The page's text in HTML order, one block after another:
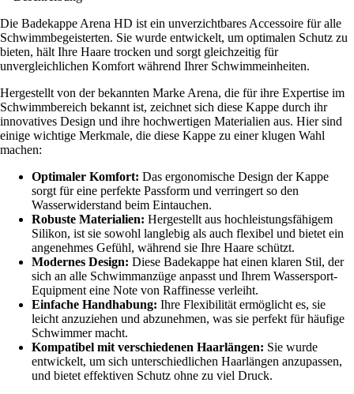
Die Badekappe Arena HD ist ein unverzichtbares Accessoire für alle
Schwimmbegeisterten. Sie wurde entwickelt, um optimalen Schutz zu
bieten, hält Ihre Haare trocken und sorgt gleichzeitig für
unvergleichlichen Komfort während Ihrer Schwimmeinheiten.
Hergestellt von der bekannten Marke Arena, die für ihre Expertise im
Schwimmbereich bekannt ist, zeichnet sich diese Kappe durch ihr
innovatives Design und ihre hochwertigen Materialien aus. Hier sind
einige wichtige Merkmale, die diese Kappe zu einer klugen Wahl
machen:
Optimaler Komfort: Das ergonomische Design der Kappe
sorgt für eine perfekte Passform und verringert so den
Wasserwiderstand beim Eintauchen.
Robuste Materialien: Hergestellt aus hochleistungsfähigem
Silikon, ist sie sowohl langlebig als auch flexibel und bietet ein
angenehmes Gefühl, während sie Ihre Haare schützt.
Modernes Design: Diese Badekappe hat einen klaren Stil, der
sich an alle Schwimmanzüge anpasst und Ihrem Wassersport-
Equipment eine Note von Raffinesse verleiht.
Einfache Handhabung: Ihre Flexibilität ermöglicht es, sie
leicht anzuziehen und abzunehmen, was sie perfekt für häufige
Schwimmer macht.
Kompatibel mit verschiedenen Haarlängen: Sie wurde
entwickelt, um sich unterschiedlichen Haarlängen anzupassen,
und bietet effektiven Schutz ohne zu viel Druck.